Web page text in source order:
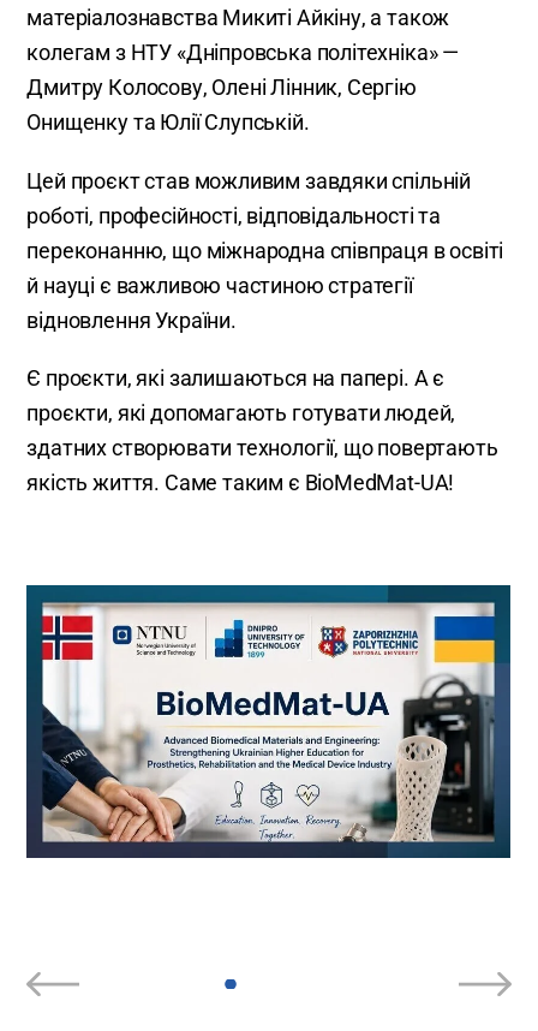
матеріалознавства Микиті Айкіну, а також
колегам з НТУ «Дніпровська політехніка» —
Дмитру Колосову, Олені Лінник, Сергію
Онищенку та Юлії Слупській.
Цей проєкт став можливим завдяки спільній
роботі, професійності, відповідальності та
переконанню, що міжнародна співпраця в освіті
й науці є важливою частиною стратегії
відновлення України.
Є проєкти, які залишаються на папері. А є
проєкти, які допомагають готувати людей,
здатних створювати технології, що повертають
якість життя. Саме таким є BioMedMat-UA!